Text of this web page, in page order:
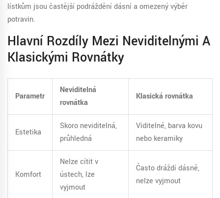
lístkům jsou častější podráždění dásní a omezený výběr
potravin.
Hlavní Rozdíly Mezi Neviditelnými A
Klasickými Rovnátky
Parametr
Neviditelná
rovnátka
Klasická rovnátka
Estetika
Skoro neviditelná,
průhledná
Viditelné, barva kovu
nebo keramiky
Komfort
Nelze cítit v
ústech, lze
vyjmout
Často dráždí dásně,
nelze vyjmout